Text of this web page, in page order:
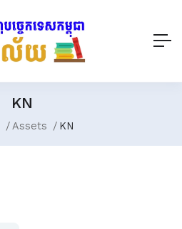
KN
Assets KN